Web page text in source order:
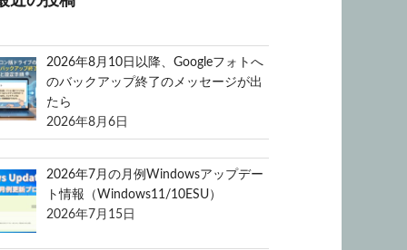
2026年8月10日以降、Googleフォトへ
のバックアップ終了のメッセージが出
たら
2026年8月6日
2026年7月の月例Windowsアップデー
ト情報（Windows11/10ESU）
2026年7月15日